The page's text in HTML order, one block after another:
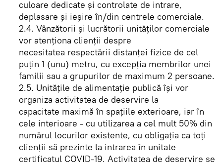
culoare dedicate şi controlate de intrare,
deplasare şi ieşire în/din centrele comerciale.
2.4. Vânzătorii şi lucrătorii unităţilor comerciale
vor atenţiona clienţii despre
necesitatea respectării distanţei fizice de cel
puţin 1 (unu) metru, cu excepţia membrilor unei
familii sau a grupurilor de maximum 2 persoane.
2.5. Unităţile de alimentaţie publică îşi vor
organiza activitatea de deservire la
capacitate maximă în spaţiile exterioare, iar în
cele interioare - cu utilizarea a cel mult 50% din
numărul locurilor existente, cu obligaţia ca toţi
clienţii să prezinte la intrarea în unitate
certificatul COVID-19. Activitatea de deservire se